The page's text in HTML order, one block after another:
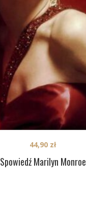
Spowiedź Marilyn Monroe
44,90 zł